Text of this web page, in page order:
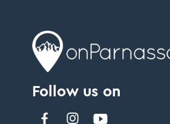
Follow us on